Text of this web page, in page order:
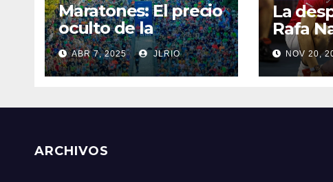
Maratones: El precio
oculto de la
resistencia
ABR 7, 2025 JLRIO
La
Rafa
NOV 20,
ARCHIVOS